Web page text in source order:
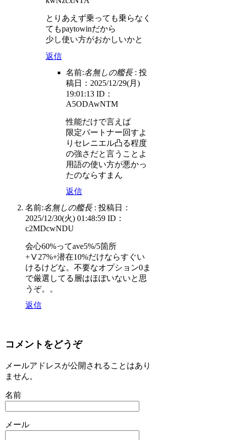
とりあえず乗っても乗らなく
てもpaytowinだから
少し使い方がおかしいかと
返信
名前:名無しの艦長: 投
稿日：2025/12/29(月)
19:01:13 ID：
A5ODAwNTM
性能だけで言えば
限定パートナー回すよ
りセレニエル凸る程度
の強さだと言うことよ
用語の使い方が悪かっ
たのならすまん
返信
名前:名無しの艦長: 投稿日：
2025/12/30(火) 01:48:59 ID：
c2MDcwNDU
会心60%ってave5%/5箇所
+Ⅴ27%+潜在10%だけならすぐい
けるけどな。不要なオプション0ま
で厳選してる層はほぼいないと思
うぞ。。
返信
コメントをどうぞ
メールアドレスが公開されることはあり
ません。
名前
メール